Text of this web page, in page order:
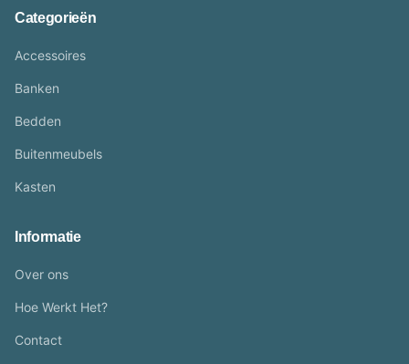
Categorieën
Accessoires
Banken
Bedden
Buitenmeubels
Kasten
Informatie
Over ons
Hoe Werkt Het?
Contact